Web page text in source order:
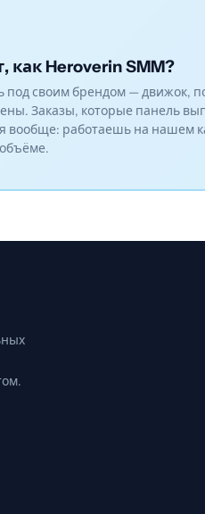
Heroverin SMM?
под своим брендом — движок,
Заказы, которые панель
вообще: работаешь на нашем